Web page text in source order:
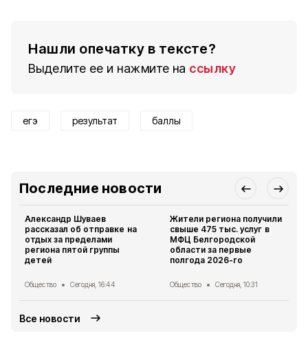
Нашли опечатку в тексте?
Выделите ее и нажмите на ссылку
егэ результат баллы
Последние новости
Александр Шуваев
рассказал об отправке на
отдых за пределами
региона пятой группы
детей
Общество Сегодня, 16:44
Жители региона получили
свыше 475 тыс. услуг в
МФЦ Белгородской
области за первые
полгода 2026-го
Общество Сегодня, 10:31
Все новости